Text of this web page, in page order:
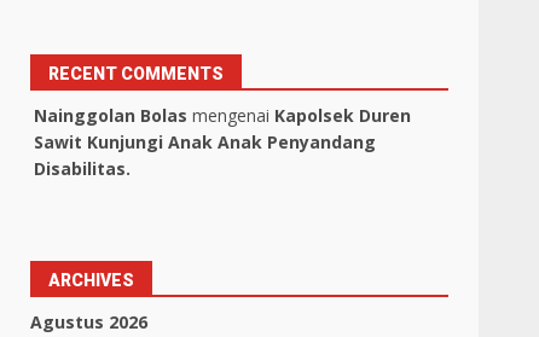
RECENT COMMENTS
Nainggolan Bolas mengenai Kapolsek Duren
Sawit Kunjungi Anak Anak Penyandang
Disabilitas.
ARCHIVES
Agustus 2026